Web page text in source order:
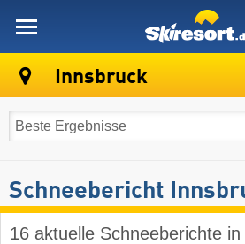
Innsbruck
Schneebericht
16 aktuelle Schneeberichte